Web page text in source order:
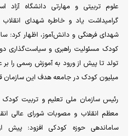
علوم تربیتی و مهارتی دانشگاه آزاد
گرامیداشت یاد و خاطره شهدای
شهدای فرهنگی و دانش‌آموز، اظهار کرد:
کودک مسئولیت راهبری و سیاست‌گذاری
تولد تا پیش از ورود به آموزش رسمی را
میلیون کودک در جامعه هدف این سازمان
رئیس سازمان ملی تعلیم و تربیت کودک
معظم انقلاب و مصوبات شورای عالی
ساماندهی حوزه کودکی افزود: پیش